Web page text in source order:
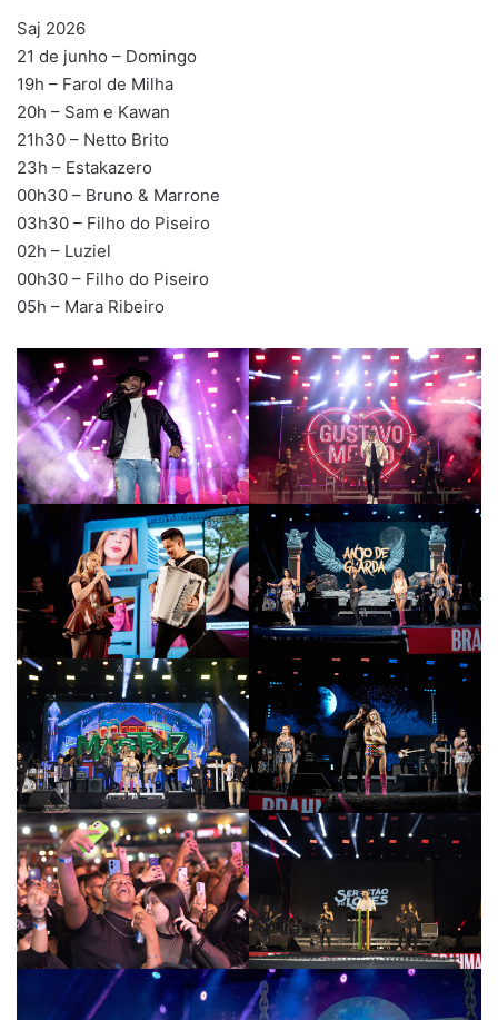
Saj 2026
21 de junho – Domingo
19h – Farol de Milha
20h – Sam e Kawan
21h30 – Netto Brito
23h – Estakazero
00h30 – Bruno & Marrone
03h30 – Filho do Piseiro
02h – Luziel
00h30 – Filho do Piseiro
05h – Mara Ribeiro